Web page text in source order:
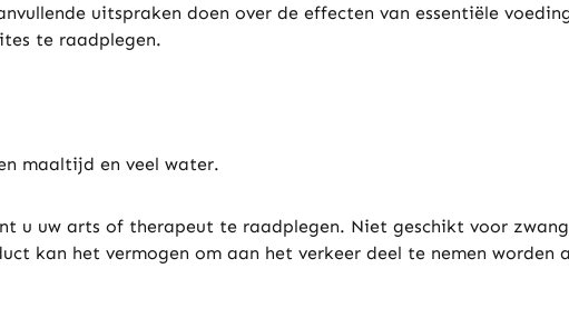
uitspraken doen over de effecten van essentiële
te raadplegen.
maaltijd en veel water.
u uw arts of therapeut te raadplegen. Niet geschikt voor
kan het vermogen om aan het verkeer deel te nemen worden